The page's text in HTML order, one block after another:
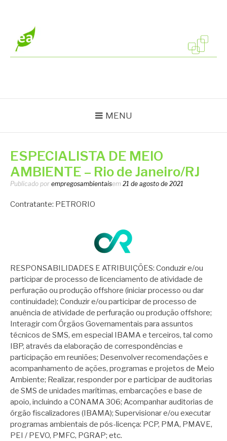
conteúdo
MENU
ESPECIALISTA DE MEIO
AMBIENTE – Rio de Janeiro/RJ
Publicado por empregosambientaisem 21 de agosto de 2021
Contratante: PETRORIO
RESPONSABILIDADES E ATRIBUIÇÕES: Conduzir e/ou
participar de processo de licenciamento de atividade de
perfuração ou produção offshore (iniciar processo ou dar
continuidade); Conduzir e/ou participar de processo de
anuência de atividade de perfuração ou produção offshore;
Interagir com Órgãos Governamentais para assuntos
técnicos de SMS, em especial IBAMA e terceiros, tal como
IBP, através da elaboração de correspondências e
participação em reuniões; Desenvolver recomendações e
acompanhamento de ações, programas e projetos de Meio
Ambiente; Realizar, responder por e participar de auditorias
de SMS de unidades marítimas, embarcações e base de
apoio, incluindo a CONAMA 306; Acompanhar auditorias de
órgão fiscalizadores (IBAMA); Supervisionar e/ou executar
programas ambientais de pós-licença: PCP, PMA, PMAVE,
PEI / PEVO, PMFC, PGRAP; etc.